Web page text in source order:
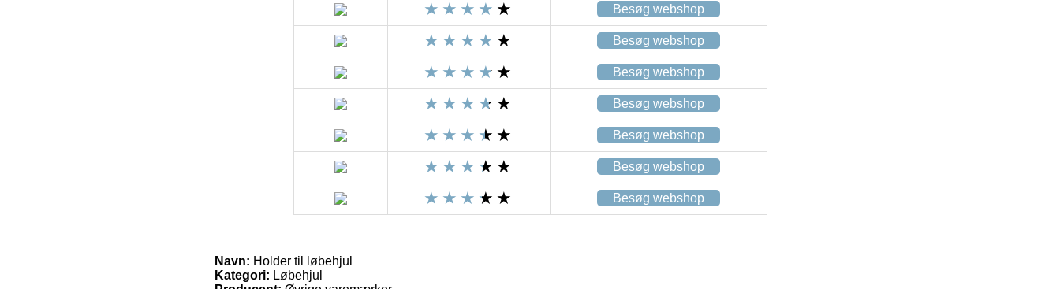
Besøg webshop
Besøg webshop
Besøg webshop
Besøg webshop
Besøg webshop
Besøg webshop
Besøg webshop
Navn: Holder til løbehjul
Kategori: Løbehjul